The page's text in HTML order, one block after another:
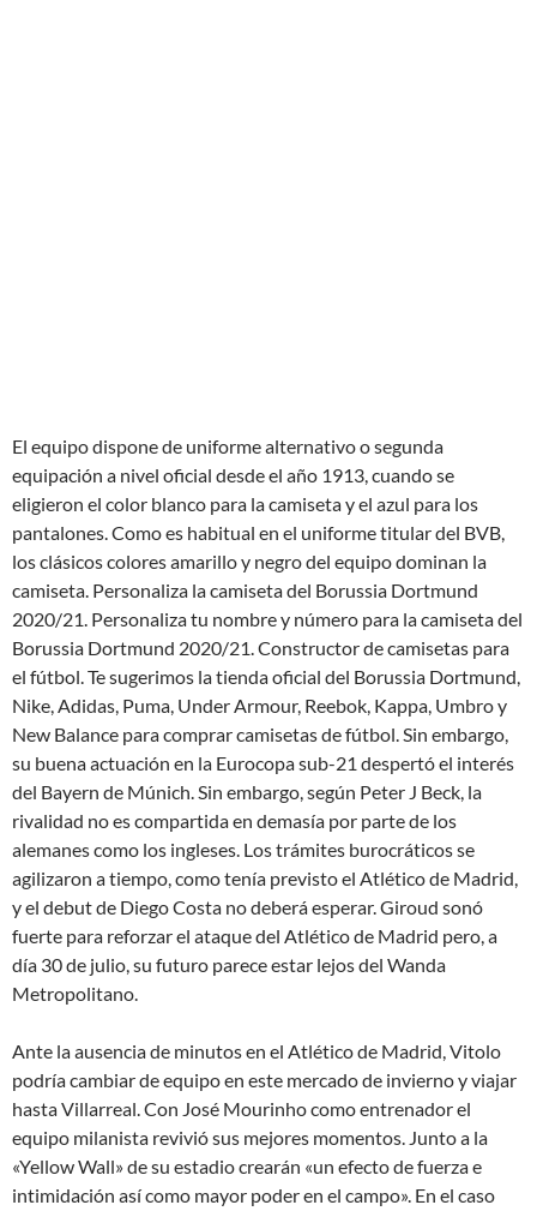
El equipo dispone de uniforme alternativo o segunda
equipación a nivel oficial desde el año 1913, cuando se
eligieron el color blanco para la camiseta y el azul para los
pantalones. Como es habitual en el uniforme titular del BVB,
los clásicos colores amarillo y negro del equipo dominan la
camiseta. Personaliza la camiseta del Borussia Dortmund
2020/21. Personaliza tu nombre y número para la camiseta del
Borussia Dortmund 2020/21. Constructor de camisetas para
el fútbol. Te sugerimos la tienda oficial del Borussia Dortmund,
Nike, Adidas, Puma, Under Armour, Reebok, Kappa, Umbro y
New Balance para comprar camisetas de fútbol. Sin embargo,
su buena actuación en la Eurocopa sub-21 despertó el interés
del Bayern de Múnich. Sin embargo, según Peter J Beck, la
rivalidad no es compartida en demasía por parte de los
alemanes como los ingleses. Los trámites burocráticos se
agilizaron a tiempo, como tenía previsto el Atlético de Madrid,
y el debut de Diego Costa no deberá esperar. Giroud sonó
fuerte para reforzar el ataque del Atlético de Madrid pero, a
día 30 de julio, su futuro parece estar lejos del Wanda
Metropolitano.
Ante la ausencia de minutos en el Atlético de Madrid, Vitolo
podría cambiar de equipo en este mercado de invierno y viajar
hasta Villarreal. Con José Mourinho como entrenador el
equipo milanista revivió sus mejores momentos. Junto a la
«Yellow Wall» de su estadio crearán «un efecto de fuerza e
intimidación así como mayor poder en el campo». En el caso